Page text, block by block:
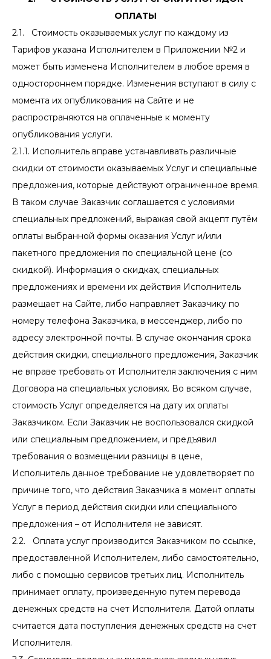
ОПЛАТЫ
2.1. Стоимость оказываемых услуг по каждому из
Тарифов указана Исполнителем в Приложении №2 и
может быть изменена Исполнителем в любое время в
одностороннем порядке. Изменения вступают в силу с
момента их опубликования на Сайте и не
распространяются на оплаченные к моменту
опубликования услуги.
2.1.1. Исполнитель вправе устанавливать различные
скидки от стоимости оказываемых Услуг и специальные
предложения, которые действуют ограниченное время.
В таком случае Заказчик соглашается с условиями
специальных предложений, выражая свой акцепт путём
оплаты выбранной формы оказания Услуг и/или
пакетного предложения по специальной цене (со
скидкой). Информация о скидках, специальных
предложениях и времени их действия Исполнитель
размещает на Сайте, либо направляет Заказчику по
номеру телефона Заказчика, в мессенджер, либо по
адресу электронной почты. В случае окончания срока
действия скидки, специального предложения, Заказчик
не вправе требовать от Исполнителя заключения с ним
Договора на специальных условиях. Во всяком случае,
стоимость Услуг определяется на дату их оплаты
Заказчиком. Если Заказчик не воспользовался скидкой
или специальным предложением, и предъявил
требования о возмещении разницы в цене,
Исполнитель данное требование не удовлетворяет по
причине того, что действия Заказчика в момент оплаты
Услуг в период действия скидки или специального
предложения – от Исполнителя не зависят.
2.2. Оплата услуг производится Заказчиком по ссылке,
предоставленной Исполнителем, либо самостоятельно,
либо с помощью сервисов третьих лиц. Исполнитель
принимает оплату, произведенную путем перевода
денежных средств на счет Исполнителя. Датой оплаты
считается дата поступления денежных средств на счет
Исполнителя.